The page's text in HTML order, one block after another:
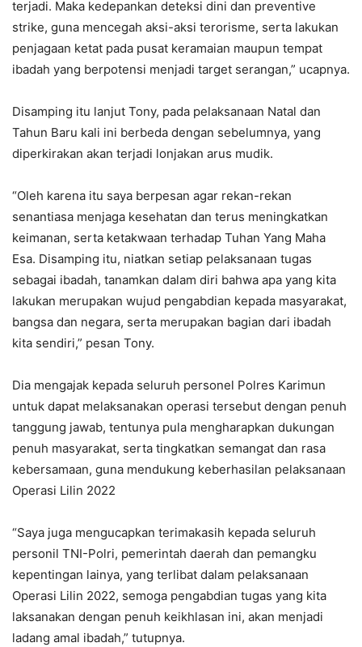
terjadi. Maka kedepankan deteksi dini dan preventive
strike, guna mencegah aksi-aksi terorisme, serta lakukan
penjagaan ketat pada pusat keramaian maupun tempat
ibadah yang berpotensi menjadi target serangan,” ucapnya.
Disamping itu lanjut Tony, pada pelaksanaan Natal dan
Tahun Baru kali ini berbeda dengan sebelumnya, yang
diperkirakan akan terjadi lonjakan arus mudik.
“Oleh karena itu saya berpesan agar rekan-rekan
senantiasa menjaga kesehatan dan terus meningkatkan
keimanan, serta ketakwaan terhadap Tuhan Yang Maha
Esa. Disamping itu, niatkan setiap pelaksanaan tugas
sebagai ibadah, tanamkan dalam diri bahwa apa yang kita
lakukan merupakan wujud pengabdian kepada masyarakat,
bangsa dan negara, serta merupakan bagian dari ibadah
kita sendiri,” pesan Tony.
Dia mengajak kepada seluruh personel Polres Karimun
untuk dapat melaksanakan operasi tersebut dengan penuh
tanggung jawab, tentunya pula mengharapkan dukungan
penuh masyarakat, serta tingkatkan semangat dan rasa
kebersamaan, guna mendukung keberhasilan pelaksanaan
Operasi Lilin 2022
“Saya juga mengucapkan terimakasih kepada seluruh
personil TNI-Polri, pemerintah daerah dan pemangku
kepentingan lainya, yang terlibat dalam pelaksanaan
Operasi Lilin 2022, semoga pengabdian tugas yang kita
laksanakan dengan penuh keikhlasan ini, akan menjadi
ladang amal ibadah,” tutupnya.